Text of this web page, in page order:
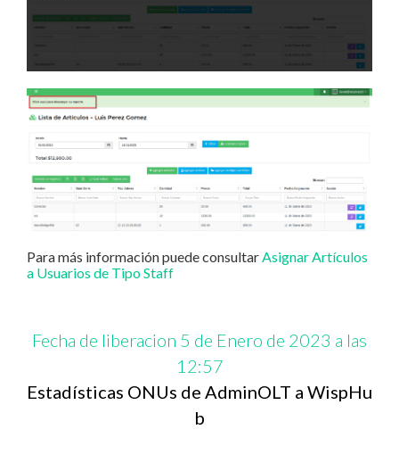
Para más información puede consultarAsignar Artículos
a Usuarios de Tipo Staff
Fecha de liberacion 5 de Enero de 2023 a las
12:57
Estadísticas ONUs de AdminOLT a WispHu
b